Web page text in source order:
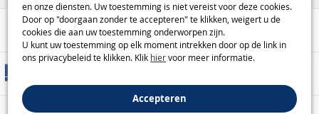
en onze diensten. Uw toestemming is niet vereist voor deze cookies.
Door op "doorgaan zonder te accepteren" te klikken, weigert u de
cookies die aan uw toestemming onderworpen zijn.
U kunt uw toestemming op elk moment intrekken door op de link in
ons privacybeleid te klikken. Klik hiervoor meer informatie.
Accepteren
Hulp / Contact